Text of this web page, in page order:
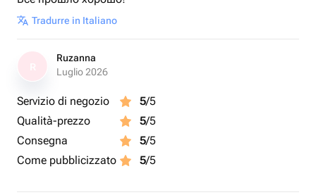
Tradurre in Italiano
Ruzanna
Luglio 2026
Servizio di negozio 5/5
Qualità-prezzo
5/5
Consegna
5/5
Come pubblicizzato
5/5